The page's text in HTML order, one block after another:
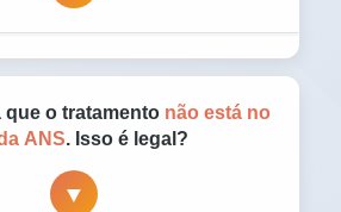
urgência médica, aLiminar
pode ser concedida em
. Não esperamos o final do
ao juiz uma ordem
que o plano custeie o
que o tratamento não está no
ANS. Isso é legal?
▼